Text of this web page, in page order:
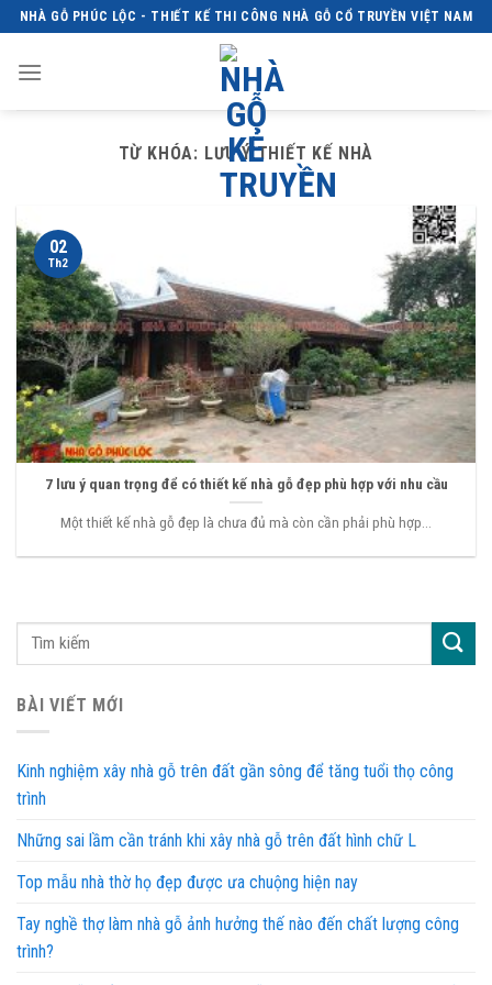
Skip
to
content
NHÀ GỖ PHÚC LỘC - THIẾT KẾ THI CÔNG NHÀ GỖ CỔ TRUYỀN VIỆT NAM
TỪ KHÓA: LƯU Ý THIẾT KẾ NHÀ
7 lưu ý quan trọng để có thiết kế nhà gỗ đẹp phù hợp với nhu cầu
Một thiết kế nhà gỗ đẹp là chưa đủ mà còn cần phải phù hợp...
02
Th2
BÀI VIẾT MỚI
Kinh nghiệm xây nhà gỗ trên đất gần sông để tăng tuổi thọ công
trình
Những sai lầm cần tránh khi xây nhà gỗ trên đất hình chữ L
Top mẫu nhà thờ họ đẹp được ưa chuộng hiện nay
Tay nghề thợ làm nhà gỗ ảnh hưởng thế nào đến chất lượng công
trình?